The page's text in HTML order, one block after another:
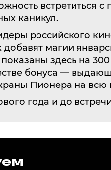
встретиться
каникул.
российского
добавят магии
здесь на
бонуса —
Пионера на всю
года и до